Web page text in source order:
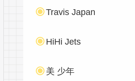
Travis Japan
HiHi Jets
美 少年